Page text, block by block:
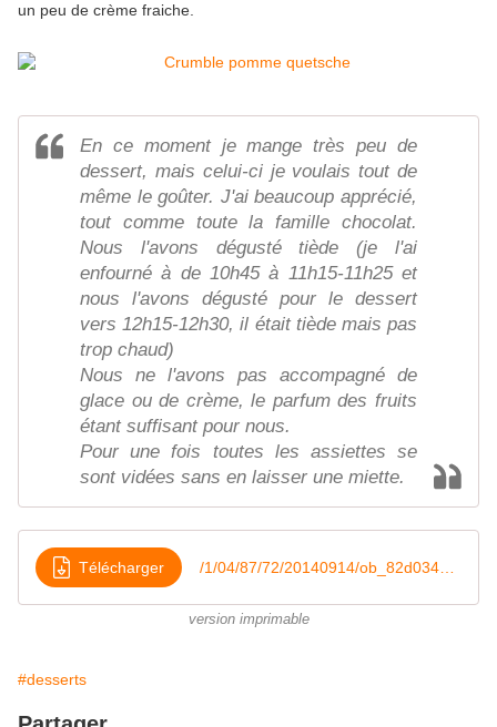
un peu de crème fraiche.
En ce moment je mange très peu de
dessert, mais celui-ci je voulais tout de
même le goûter. J'ai beaucoup apprécié,
tout comme toute la famille chocolat.
Nous l'avons dégusté tiède (je l'ai
enfourné à de 10h45 à 11h15-11h25 et
nous l'avons dégusté pour le dessert
vers 12h15-12h30, il était tiède mais pas
trop chaud)
Nous ne l'avons pas accompagné de
glace ou de crème, le parfum des fruits
étant suffisant pour nous.
Pour une fois toutes les assiettes se
sont vidées sans en laisser une miette.
Télécharger
version imprimable
#desserts